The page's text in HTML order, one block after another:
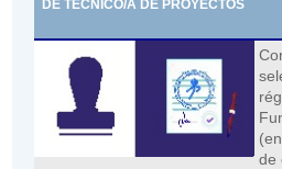
DE TÉCNICO/A DE PROYECTOS
de